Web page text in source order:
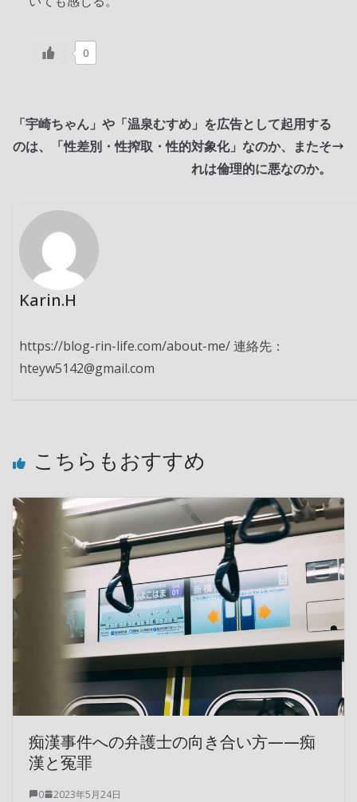
0
「宇崎ちゃん」や「温泉むすめ」を広告として起用する
のは、「性差別・性搾取・性的対象化」なのか、またそ
れは倫理的に悪なのか。
Karin.H
https://blog-rin-life.com/about-me/ 連絡先：
hteyw5142@gmail.com
こちらもおすすめ
痴漢事件への弁護士の向き合い方——痴
漢と冤罪
0 2023年5月24日